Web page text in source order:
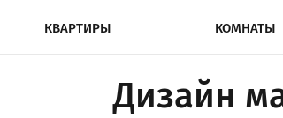
КВАРТИРЫ КОМНАТЫ
Дизайн